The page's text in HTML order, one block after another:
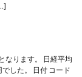
なります。 日経平均
した。 日付 コード